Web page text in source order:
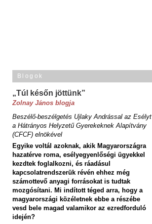
Blogok
„Túl későn jöttünk”
Zolnay János blogja
Beszélő-beszélgetés Ujlaky Andrással az Esélyt
a Hátrányos Helyzetű Gyerekeknek Alapítvány
(CFCF) elnökével
Egyike voltál azoknak, akik Magyarországra
hazatérve roma, esélyegyenlőségi ügyekkel
kezdtek foglalkozni, és ráadásul
kapcsolatrendszerük révén ehhez még
számottevő anyagi forrásokat is tudtak
mozgósítani. Mi indított téged arra, hogy a
magyarországi közéletnek ebbe a részébe
vesd bele magad valamikor az ezredforduló
idején?